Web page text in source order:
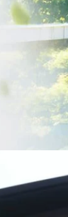
Articles
Game News
Reviews